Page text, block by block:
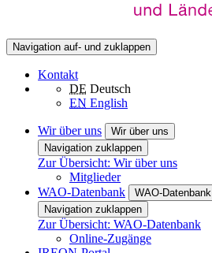
Navigation auf- und zuklappen
Kontakt
DE Deutsch
EN English
Wir über uns
Wir über uns
Navigation zuklappen
Zur Übersicht: Wir über uns
Mitglieder
WAO-Datenbank
WAO-Datenbank
Navigation zuklappen
Zur Übersicht: WAO-Datenbank
Online-Zugänge